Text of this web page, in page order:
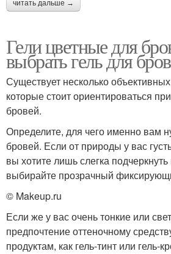
читать дальше →
Гели цветные для
выбрать гель для
Существует несколько
которые стоит ориентироваться
бровей.
Определите, для чего именно вам
бровей. Если от природы у вас
вы хотите лишь слегка
выбирайте прозрачный
© Makeup.ru
Если же у вас очень тонкие или
предпочтение оттеночному
продуктам, как гель-тинт или гель-